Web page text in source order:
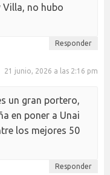
no hubo
Responder
21 junio, 2026 a las 2:16 pm
un gran portero,
en poner a Unai
los mejores 50
Responder